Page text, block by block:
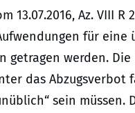
Az. VIII R
für eine
getragen werden.
das Abzugsverbot
sein müssen.